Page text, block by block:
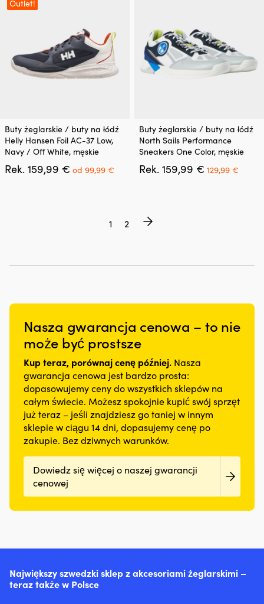
stronie
Outlet!
Ten
produkt
ma
wiele
wariantów.
Buty żeglarskie / buty na łódź
Helly Hansen Foil AC-37 Low,
Navy / Off White, męskie
Rek. 159,99 € Pierwotna
od 99,99 € Aktualna
Ten
produkt
ma
wiele
wariantów.
stronie
Buty żeglarskie / buty na łódź
North Sails Performance
Sneakers One Color, męskie
Rek. 159,99 € Pierwotna
cena
129,99 €
1
2
Nasza gwarancja cenowa – to nie
może być prostsze
Kup teraz, porównaj cenę później. Nasza
gwarancja cenowa jest bardzo prosta:
dopasowujemy ceny do wszystkich sklepów na
całym świecie. Możesz spokojnie kupić swój sprzęt
już teraz – jeśli znajdziesz go taniej w innym
sklepie w ciągu 14 dni, dopasujemy cenę po
zakupie. Bez dziwnych warunków.
Dowiedz się więcej o naszej gwarancji
cenowej
Największy szwedzki sklep z akcesoriami żeglarskimi –
teraz także w Polsce